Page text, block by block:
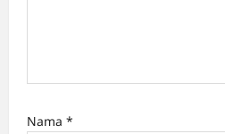
Nama *